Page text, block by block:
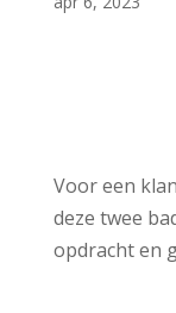
Voor een
deze twee
opdracht en